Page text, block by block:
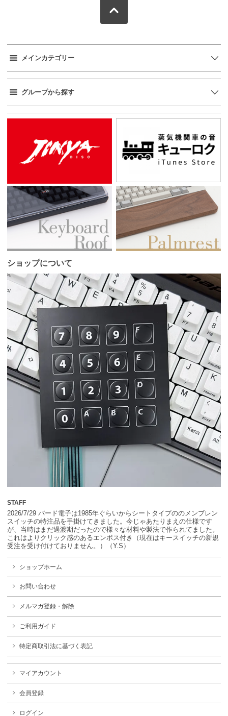
メインカテゴリー
グループから探す
ショップについて
STAFF
2026/7/29 バード電子は1985年ぐらいからシートタイプののメンブレン
スイッチの特注品を手掛けてきました。今じゃあたりまえの仕様です
が、当時はまだ過渡期だったので様々な材料や製法で作られてました。
これはよりクリック感のあるエンボス付き（現在はキースイッチの新規
受注を受け付けておりません。）（Y.S）
ショップホーム
お問い合わせ
メルマガ登録・解除
ご利用ガイド
特定商取引法に基づく表記
マイアカウント
会員登録
ログイン